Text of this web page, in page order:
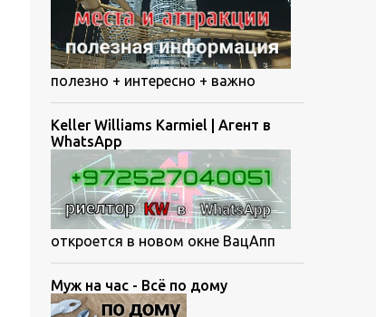
полезно + интересно + важно
Keller Williams Karmiel | Агент в
WhatsApp
откроется в новом окне ВацАпп
Муж на час - Всё по дому